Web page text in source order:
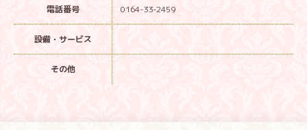
電話番号 0164-33-2459
設備・サービス
その他